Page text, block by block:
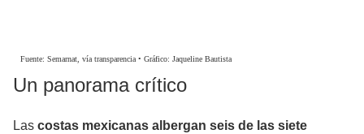
Un panorama crítico
Las costas mexicanas albergan seis de las siete